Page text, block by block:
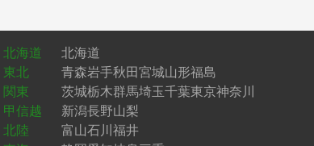
北海道
北海道
東北
青森岩手秋田宮城山形福島
関東
茨城栃木群馬埼玉千葉東京神奈川
甲信越
新潟長野山梨
北陸
富山石川福井